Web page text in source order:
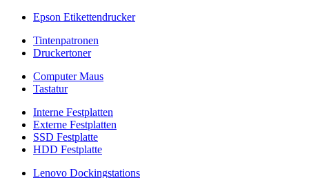
Epson Etikettendrucker
Tintenpatronen
Druckertoner
Computer Maus
Tastatur
Interne Festplatten
Externe Festplatten
SSD Festplatte
HDD Festplatte
Lenovo Dockingstations